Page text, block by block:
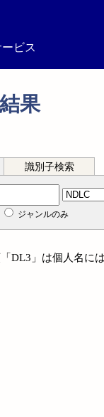
ビス
果
識別子検索
ジャンルのみ
DL3」は個人名に